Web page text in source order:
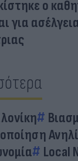
ο
για
Local